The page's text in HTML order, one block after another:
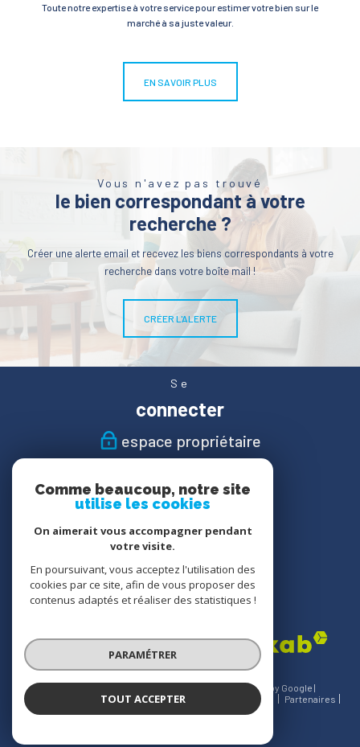
Toute notre expertise à votre service pour estimer votre bien sur le
marché à sa juste valeur.
EN SAVOIR PLUS
Vous n'avez pas trouvé
le bien correspondant à votre
recherche ?
Créer une alerte email et recevez les biens correspondants à votre
recherche dans votre boîte mail !
CRÉER L'ALERTE
Se
connecter
espace propriétaire
suivre
Nous
adhérons
© 2026 | Tous droits réservés | Traduction powered by Google |
Nos honoraires
Plan du site Mentions légales Admin
Partenaires
Comme beaucoup, notre site
utilise les cookies
On aimerait vous accompagner pendant
votre visite.
En poursuivant, vous acceptez l'utilisation des
cookies par ce site, afin de vous proposer des
contenus adaptés et réaliser des statistiques !
PARAMÉTRER
TOUT ACCEPTER